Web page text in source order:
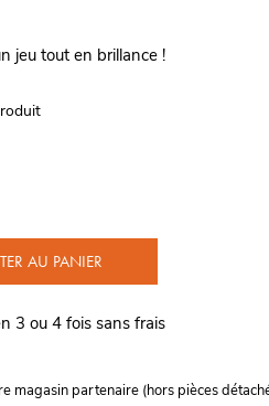
jeu tout en brillance !
AU PANIER
3 ou 4 fois sans frais
magasin partenaire (hors pièces